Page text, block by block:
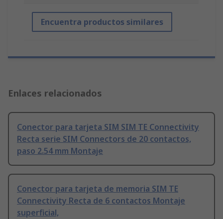
Encuentra productos similares
Enlaces relacionados
Conector para tarjeta SIM SIM TE Connectivity
Recta serie SIM Connectors de 20 contactos,
paso 2.54 mm Montaje
Conector para tarjeta de memoria SIM TE
Connectivity Recta de 6 contactos Montaje
superficial,